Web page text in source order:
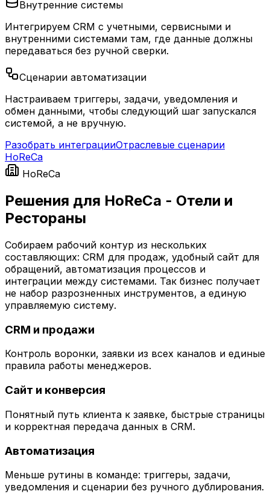
Внутренние системы
Интегрируем CRM с учетными, сервисными и
внутренними системами там, где данные должны
передаваться без ручной сверки.
Сценарии автоматизации
Настраиваем триггеры, задачи, уведомления и
обмен данными, чтобы следующий шаг запускался
системой, а не вручную.
Разобрать интеграцииОтраслевые сценарии
HoReCa
HoReCa
Решения для HoReCa - Отели и
Рестораны
Собираем рабочий контур из нескольких
составляющих: CRM для продаж, удобный сайт для
обращений, автоматизация процессов и
интеграции между системами. Так бизнес получает
не набор разрозненных инструментов, а единую
управляемую систему.
CRM и продажи
Контроль воронки, заявки из всех каналов и единые
правила работы менеджеров.
Сайт и конверсия
Понятный путь клиента к заявке, быстрые страницы
и корректная передача данных в CRM.
Автоматизация
Меньше рутины в команде: триггеры, задачи,
уведомления и сценарии без ручного дублирования.